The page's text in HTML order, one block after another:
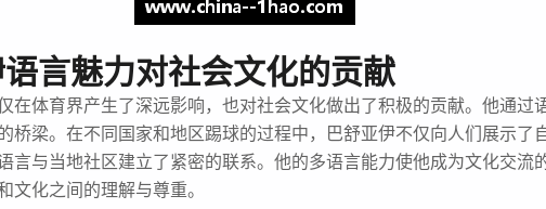
言魅力对社会文化的贡献
在体育界产生了深远影响，也对社会文化做出了积极的贡献。他通过
桥梁。在不同国家和地区踢球的过程中，巴舒亚伊不仅向人们展示了
言与当地社区建立了紧密的联系。他的多语言能力使他成为文化交流
文化之间的理解与尊重。